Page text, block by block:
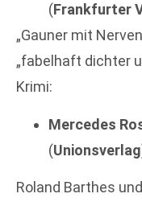
(Frankfurter
„Gauner mit
„fabelhaft dichter
Krimi:
Mercedes
(
Roland Barthes